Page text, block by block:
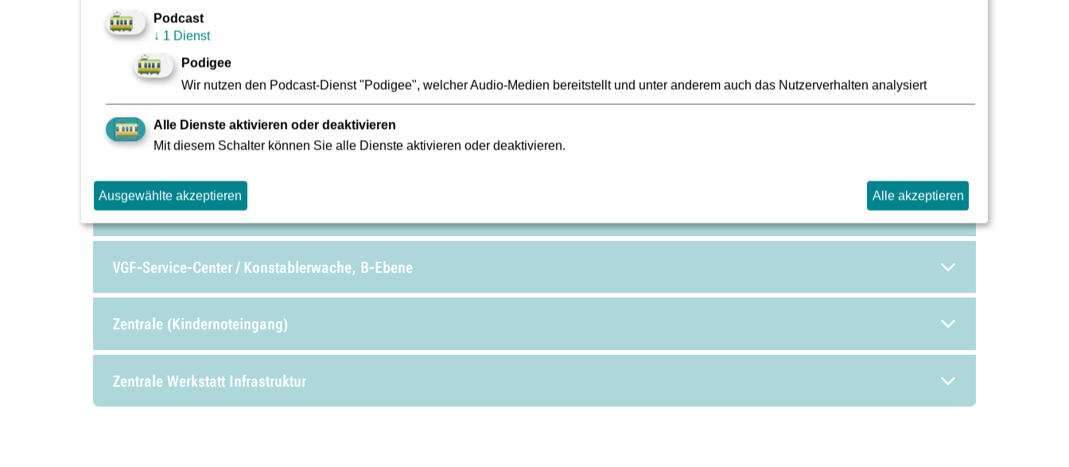
Omnibuswerkstätten und Betriebshof Rebstock
Stadtbahn-Zentralwerkstatt
Verkaufstechnik
VGF-Service-Center / Hauptwache, B-Ebene (Kindernoteingang)
VGF-Service-Center / Konstablerwache, B-Ebene
Zentrale (Kindernoteingang)
Zentrale Werkstatt Infrastruktur
Podcast
↓ 1 Dienst
Podigee
Wir nutzen den Podcast-Dienst "Podigee", welcher Audio-Medien bereitstellt und unter anderem auch das Nutzerverhalten analysiert
Alle Dienste aktivieren oder deaktivieren
Mit diesem Schalter können Sie alle Dienste aktivieren oder deaktivieren.
Ausgewählte akzeptieren Alle akzeptieren